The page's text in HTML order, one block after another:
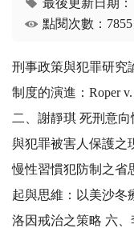
點閱次數：7855
刑事政策與犯罪研究
制度的演進：Roper
二、謝靜琪 死刑意
與犯罪被害人保護之
慢性習慣犯防制之省
起與思維：以美沙冬
洛因戒治之策略 六